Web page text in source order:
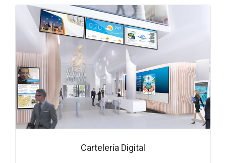
Cartelería Digital